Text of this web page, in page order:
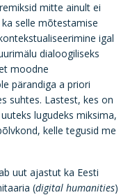
mitte ainult ei
selle mõtestamise
igal
dialoogiliseks
moodne
pärandiga a priori
suhtes. Lastest, kes on
lugudeks miksima,
kelle tegusid me
uut ajastut ka Eesti
(digital humanities)